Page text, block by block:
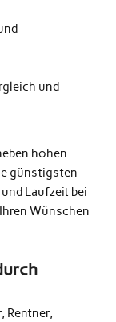
und
hohen
günstigsten
Laufzeit bei
Wünschen
Rentner,